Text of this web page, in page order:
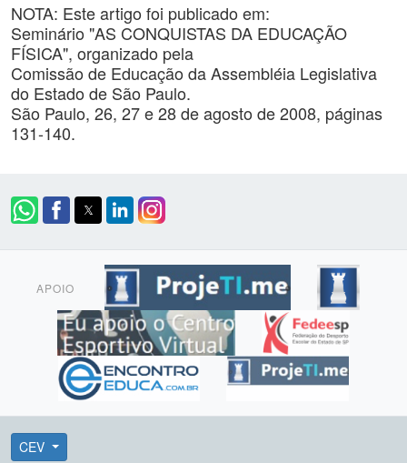
NOTA: Este artigo foi publicado em:
Seminário "AS CONQUISTAS DA EDUCAÇÃO
FÍSICA", organizado pela
Comissão de Educação da Assembléia Legislativa
do Estado de São Paulo.
São Paulo, 26, 27 e 28 de agosto de 2008, páginas
131-140.
APOIO
CEV